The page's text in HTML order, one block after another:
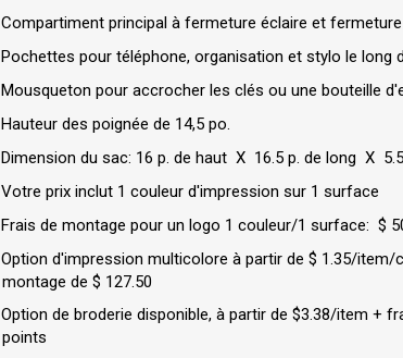
Compartiment principal à fermeture éclaire et
Pochettes pour téléphone, organisation et stylo le long
Mousqueton pour accrocher les clés ou une bouteille
Hauteur des poignée de 14,5 po.
Dimension du sac: 16 p. de haut X 16.5 p. de long X
Votre prix inclut 1 couleur d'impression sur 1 surface
Frais de montage pour un logo 1 couleur/1 surface: $
Option d'impression multicolore à partir de $ 1.35/item/
montage de $ 127.50
Option de broderie disponible, à partir de $3.38/item +
points